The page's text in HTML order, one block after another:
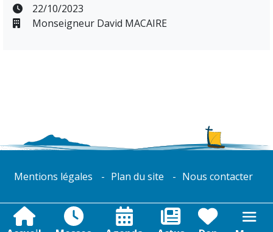
22/10/2023
Monseigneur David MACAIRE
Mentions légales Plan du site Nous contacter